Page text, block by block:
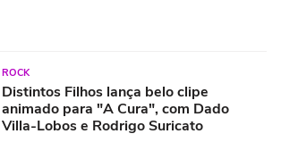
ROCK
Distintos Filhos lança belo clipe
animado para "A Cura", com Dado
Villa-Lobos e Rodrigo Suricato